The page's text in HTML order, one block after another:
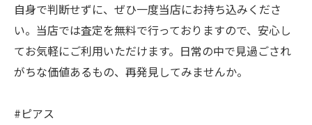
自身で判断せずに、ぜひ一度当店にお持ち込みくださ
い。当店では査定を無料で行っておりますので、安心し
てお気軽にご利用いただけます。日常の中で見過ごされ
がちな価値あるもの、再発見してみませんか。
#ピアス